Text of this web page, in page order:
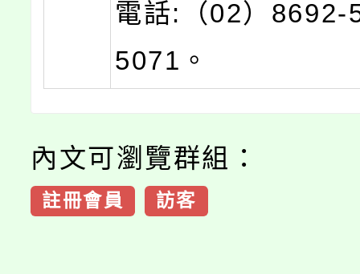
電話:（02）8692-
5071。
內文可瀏覽群組：
註冊會員 訪客